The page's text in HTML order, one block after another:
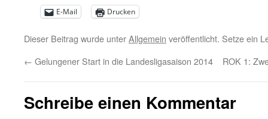
E-Mail Drucken
Dieser Beitrag wurde unterAllgemein veröffentlicht. Setze ein
← Gelungener Start in die Landesligasaison 2014 ROK 1:
Schreibe einen Kommentar